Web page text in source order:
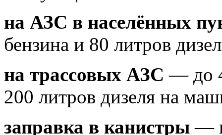
на АЗС в населённых
бензина и 80 литров
на трассовых АЗС — до
200 литров дизеля на
заправка в канистры—